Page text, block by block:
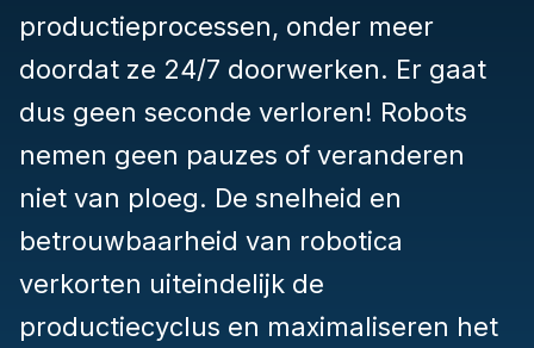
productieprocessen, onder meer
doordat ze 24/7 doorwerken. Er gaat
dus geen seconde verloren! Robots
nemen geen pauzes of veranderen
niet van ploeg. De snelheid en
betrouwbaarheid van robotica
verkorten uiteindelijk de
productiecyclus en maximaliseren het